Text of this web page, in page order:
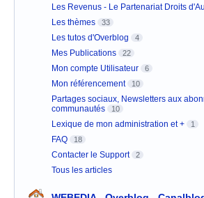
Les Revenus - Le Partenariat Droits
Les thèmes 33
Les tutos d'Overblog 4
Mes Publications 22
Mon compte Utilisateur 6
Mon référencement 10
Partages sociaux, Newsletters aux
communautés
10
Lexique de mon administration et + 1
FAQ 18
Contacter le Support 2
Tous les articles